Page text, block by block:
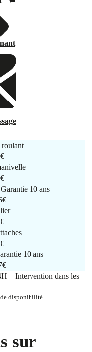
roulant
10 ans
10 ans
– Intervention dans les
de disponibilité
sur